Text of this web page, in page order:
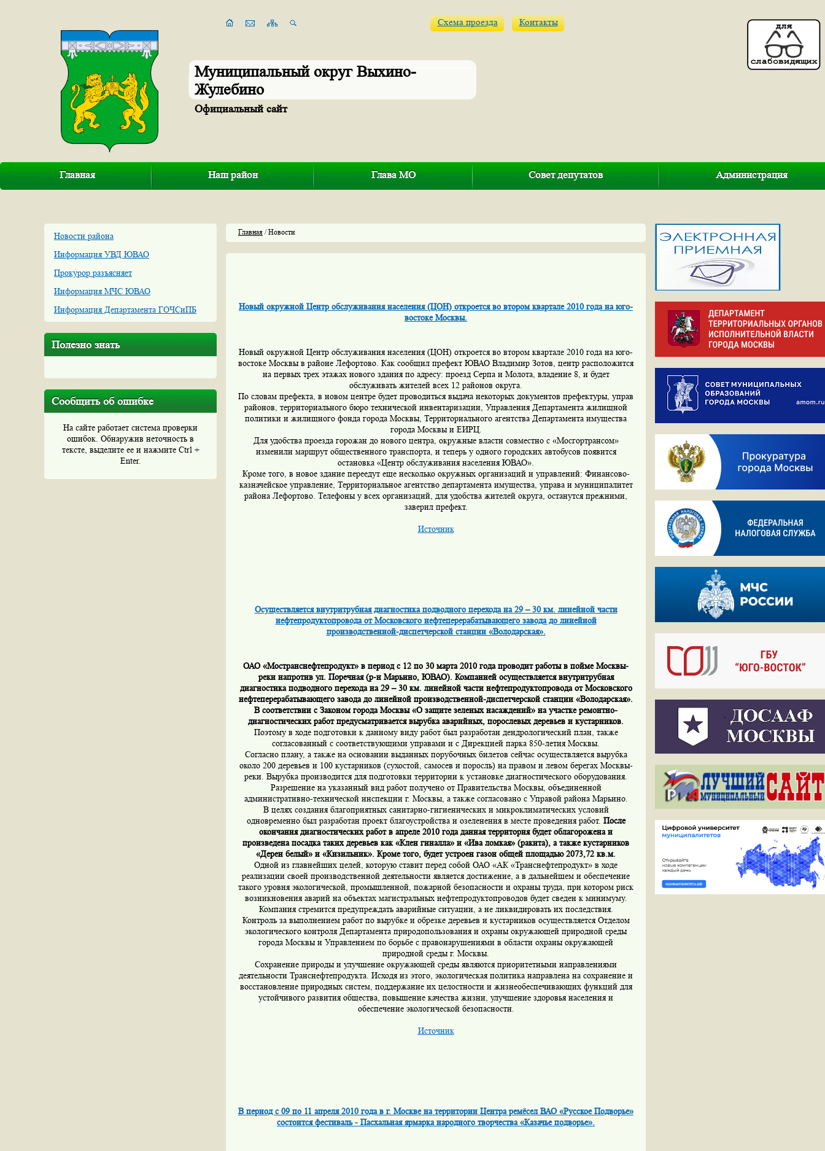
Муниципальный округ Выхино-
Жулебино
Официальный сайт
Схема проезда Контакты
Главная Наш район Глава МО Совет депутатов Администрация
Новости района
Информация УВД ЮВАО
Прокурор разъясняет
Информация МЧС ЮВАО
Информация Департамента ГОЧСиПБ
Полезно знать
Сообщить об ошибке
На сайте работает система проверки
ошибок. Обнаружив неточность в
тексте, выделите ее и нажмите Ctrl +
Enter.
Главная / Новости
Новый окружной Центр обслуживания населения (ЦОН) откроется во втором квартале 2010 года на юго-
востоке Москвы.
Новый окружной Центр обслуживания населения (ЦОН) откроется во втором квартале 2010 года на юго-
востоке Москвы в районе Лефортово. Как сообщил префект ЮВАО Владимир Зотов, центр расположится
на первых трех этажах нового здания по адресу: проезд Серпа и Молота, владение 8, и будет
обслуживать жителей всех 12 районов округа.
По словам префекта, в новом центре будет проводиться выдача некоторых документов префектуры, управ
районов, территориального бюро технической инвентаризации, Управления Департамента жилищной
политики и жилищного фонда города Москвы, Территориального агентства Департамента имущества
города Москвы и ЕИРЦ.
Для удобства проезда горожан до нового центра, окружные власти совместно с «Мосгортрансом»
изменили маршрут общественного транспорта, и теперь у одного городских автобусов появится
остановка «Центр обслуживания населения ЮВАО».
Кроме того, в новое здание переедут еще несколько окружных организаций и управлений: Финансово-
казначейское управление, Территориальное агентство департамента имущества, управа и муниципалитет
района Лефортово. Телефоны у всех организаций, для удобства жителей округа, останутся прежними,
заверил префект.
Источник
Осуществляется внутритрубная диагностика подводного перехода на 29 – 30 км. линейной части
нефтепродуктопровода от Московского нефтеперерабатывающего завода до линейной
производственной-диспетчерской станции «Володарская».
ОАО «Мостранснефтепродукт» в период с 12 по 30 марта 2010 года проводит работы в пойме Москвы-
реки напротив ул. Поречная (р-н Марьино, ЮВАО). Компанией осуществляется внутритрубная
диагностика подводного перехода на 29 – 30 км. линейной части нефтепродуктопровода от Московского
нефтеперерабатывающего завода до линейной производственной-диспетчерской станции «Володарская».
В соответствии с Законом города Москвы «О защите зеленых насаждений» на участке ремонтно-
диагностических работ предусматривается вырубка аварийных, порослевых деревьев и кустарников.
Поэтому в ходе подготовки к данному виду работ был разработан дендрологический план, также
согласованный с соответствующими управами и с Дирекцией парка 850-летия Москвы.
Согласно плану, а также на основании выданных порубочных билетов сейчас осуществляется вырубка
около 200 деревьев и 100 кустарников (сухостой, самосев и поросль) на правом и левом берегах Москвы-
реки. Вырубка производится для подготовки территории к установке диагностического оборудования.
Разрешение на указанный вид работ получено от Правительства Москвы, объединенной
административно-технической инспекции г. Москвы, а также согласовано с Управой района Марьино.
В целях создания благоприятных санитарно-гигиенических и микроклиматических условий
одновременно был разработан проект благоустройства и озеленения в месте проведения работ. После
окончания диагностических работ в апреле 2010 года данная территория будет облагорожена и
произведена посадка таких деревьев как «Клен гиналла» и «Ива ломкая» (ракита), а также кустарников
«Дерен белый» и «Кизильник». Кроме того, будет устроен газон общей площадью 2073,72 кв.м.
Одной из главнейших целей, которую ставит перед собой ОАО «АК «Транснефтепродукт» в ходе
реализации своей производственной деятельности является достижение, а в дальнейшем и обеспечение
такого уровня экологической, промышленной, пожарной безопасности и охраны труда, при котором риск
возникновения аварий на объектах магистральных нефтепродуктопроводов будет сведен к минимуму.
Компания стремится предупреждать аварийные ситуации, а не ликвидировать их последствия.
Контроль за выполнением работ по вырубке и обрезке деревьев и кустарников осуществляется Отделом
экологического контроля Департамента природопользования и охраны окружающей природной среды
города Москвы и Управлением по борьбе с правонарушениями в области охраны окружающей
природной среды г. Москвы.
Сохранение природы и улучшение окружающей среды являются приоритетными направлениями
деятельности Транснефтепродукта. Исходя из этого, экологическая политика направлена на сохранение и
восстановление природных систем, поддержание их целостности и жизнеобеспечивающих функций для
устойчивого развития общества, повышение качества жизни, улучшение здоровья населения и
обеспечение экологической безопасности.
Источник
В период с 09 по 11 апреля 2010 года в г. Москве на территории Центра peмёсел ВАО «Русское Подворье»
состоится фестиваль - Пасхальная ярмарка народного творчества «Казачье подворье».